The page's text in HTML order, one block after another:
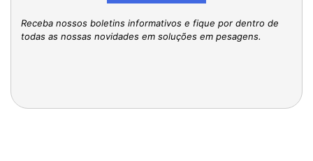
Receba nossos boletins informativos e fique por dentro de
todas as nossas novidades em soluções em pesagens.